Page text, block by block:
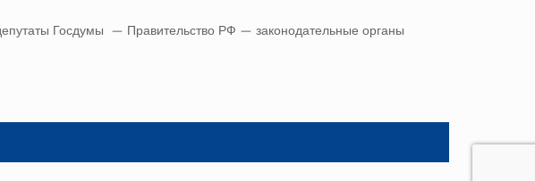
Госдумы — Правительство РФ — законодательные органы